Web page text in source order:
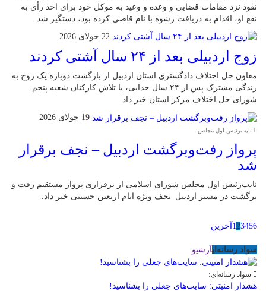
نفوذ نزد مقامات قضایی و وعده و وعید به موکل خود برای اخذ رأی به
نفع او، اقدام به دریافت رشوه با نام قاضی کرده بود، دستگیر شد.
22 جولای 2026
زوج اردبیلی بعد از ۲۴ سال آشتی کردند
معاون حل اختلاف دادگستری استان اردبیل از بازگشت دوباره یک زوج به
زندگی مشترک پس از ۲۴ سال جدایی، با تلاش کارکنان شعبه پنجم
شورای حل اختلاف مرکز استان خبر داد.
19 جولای 2026
نایب‌رئیس اول مجلس:
پرواز رفت‌وبرگشت اردبیل – نجف برقرار
شد
نایب‌رئیس اول مجلس شورای اسلامی از برقراری پرواز مستقیم رفت و
برگشت در مسیر اردبیل–نجف ویژه ایام اربعین حسینی خبر داد.
123456 آخرین
سواد رسانه‌ایآرشیو
سواد رسانه‌ای؛
هشدار امنیتی: سایت‌های جعلی را بشناسید!